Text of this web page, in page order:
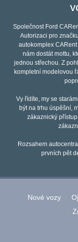
Společnost Ford
Autorizaci pro
autokomplex
nám dostát mottu,
jednou střechou. Z
kompletní modelovou
Vy řídíte, my se
být na trhu úspěšní,
zákaznický
Rozsahem
prvních pět
Nové vozy